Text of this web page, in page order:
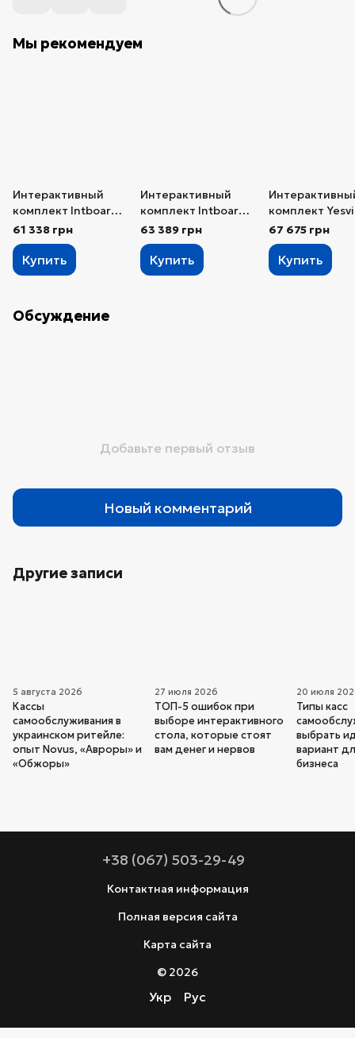
Мы рекомендуем
Интерактивный
комплект Intboard
82 (Тип 1)
61 338 грн
Купить
Интерактивный
комплект Intboard
82X (Тип 1)
63 389 грн
Купить
комплект
86W (Тип 1)
67 675 грн
Купить
Обсуждение
Добавьте первый отзыв
Новый комментарий
Другие записи
5 августа 2026
Кассы
самообслуживания в
украинском ритейле:
опыт Novus, «Авроры» и
«Обжоры»
27 июля 2026
ТОП-5 ошибок при
выборе интерактивного
стола, которые стоят
вам денег и нервов
20 июля
Типы касс
выбрать
вариант
бизнеса
+38 (067) 503-29-49
Контактная информация
Полная версия сайта
Карта сайта
© 2026
Укр Рус